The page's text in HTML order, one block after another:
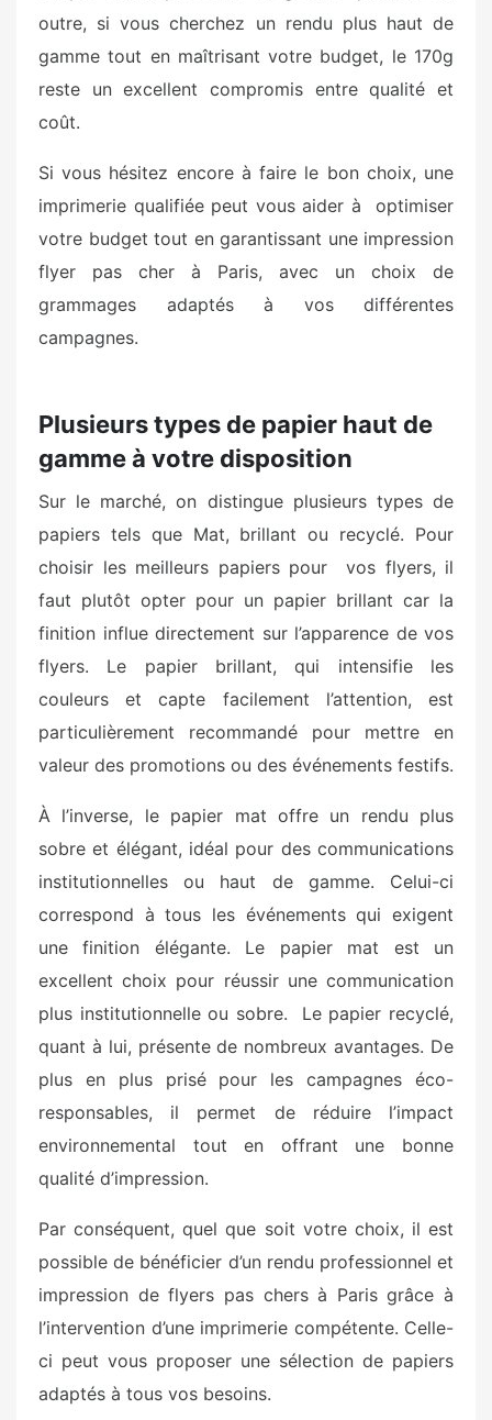
outre, si vous cherchez un rendu plus haut de
gamme tout en maîtrisant votre budget, le 170g
reste un excellent compromis entre qualité et
coût.
Si vous hésitez encore à faire le bon choix, une
imprimerie qualifiée peut vous aider à optimiser
votre budget tout en garantissant une impression
flyer pas cher à Paris, avec un choix de
grammages adaptés à vos différentes
campagnes.
Plusieurs types de papier haut de
gamme à votre disposition
Sur le marché, on distingue plusieurs types de
papiers tels que Mat, brillant ou recyclé. Pour
choisir les meilleurs papiers pour vos flyers, il
faut plutôt opter pour un papier brillant car la
finition influe directement sur l’apparence de vos
flyers. Le papier brillant, qui intensifie les
couleurs et capte facilement l’attention, est
particulièrement recommandé pour mettre en
valeur des promotions ou des événements festifs.
À l’inverse, le papier mat offre un rendu plus
sobre et élégant, idéal pour des communications
institutionnelles ou haut de gamme. Celui-ci
correspond à tous les événements qui exigent
une finition élégante. Le papier mat est un
excellent choix pour réussir une communication
plus institutionnelle ou sobre. Le papier recyclé,
quant à lui, présente de nombreux avantages. De
plus en plus prisé pour les campagnes éco-
responsables, il permet de réduire l’impact
environnemental tout en offrant une bonne
qualité d’impression.
Par conséquent, quel que soit votre choix, il est
possible de bénéficier d’un rendu professionnel et
impression de flyers pas chers à Paris grâce à
l’intervention d’une imprimerie compétente. Celle-
ci peut vous proposer une sélection de papiers
adaptés à tous vos besoins.